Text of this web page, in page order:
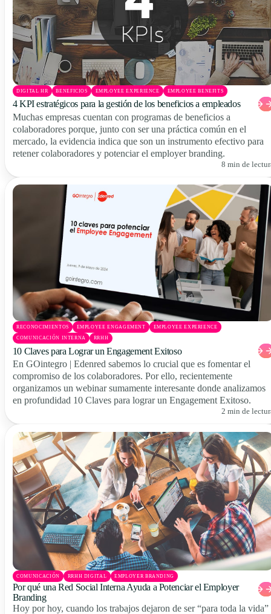
DIGITAL HR BENEFICIOS EMPLOYEE EXPERIENCE EMPLOYEE BENEFITS
4 KPI estratégicos para la gestión de los beneficios a empleados
Muchas empresas cuentan con programas de beneficios a
colaboradores porque, junto con ser una práctica común en el
mercado, la evidencia indica que son un instrumento efectivo para
retener colaboradores y potenciar el employer branding.
8 min de
RECONOCIMIENTOS EMPLOYEE ENGAGEMENT EMPLOYEE EXPERIENCE
COMUNICACIÓN INTERNA RRHH
10 Claves para Lograr un Engagement Exitoso
En GOintegro | Edenred sabemos lo crucial que es fomentar el
compromiso de los colaboradores. Por ello, recientemente
organizamos un webinar sumamente interesante donde analizamos
en profundidad 10 Claves para lograr un Engagement Exitoso.
2 min de
COMUNICACIÓN RRHH DIGITAL EMPLOYER BRANDING
Por qué una Red Social Interna Ayuda a Potenciar el Employer
Branding
Hoy por hoy, cuando los trabajos dejaron de ser “para toda la vida”